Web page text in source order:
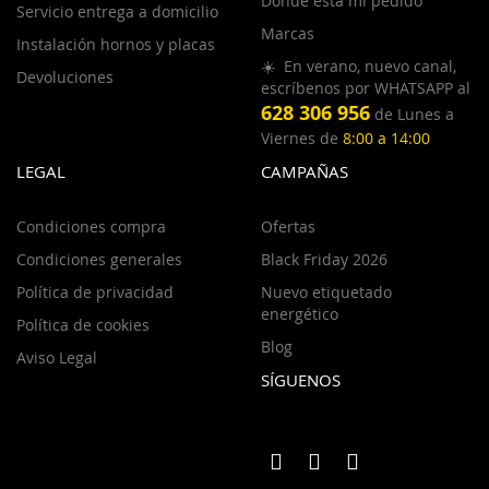
Servicio entrega a domicilio
Instalación hornos y placas
Devoluciones
Marcas
☀️ En verano, nuevo canal,
escríbenos por WHATSAPP al
628 306 956 de Lunes a
Viernes de 8:00 a 14:00
LEGAL
Condiciones compra
Condiciones generales
Política de privacidad
Política de cookies
Aviso Legal
CAMPAÑAS
Ofertas
Black Friday 2026
Nuevo etiquetado
energético
Blog
SÍGUENOS